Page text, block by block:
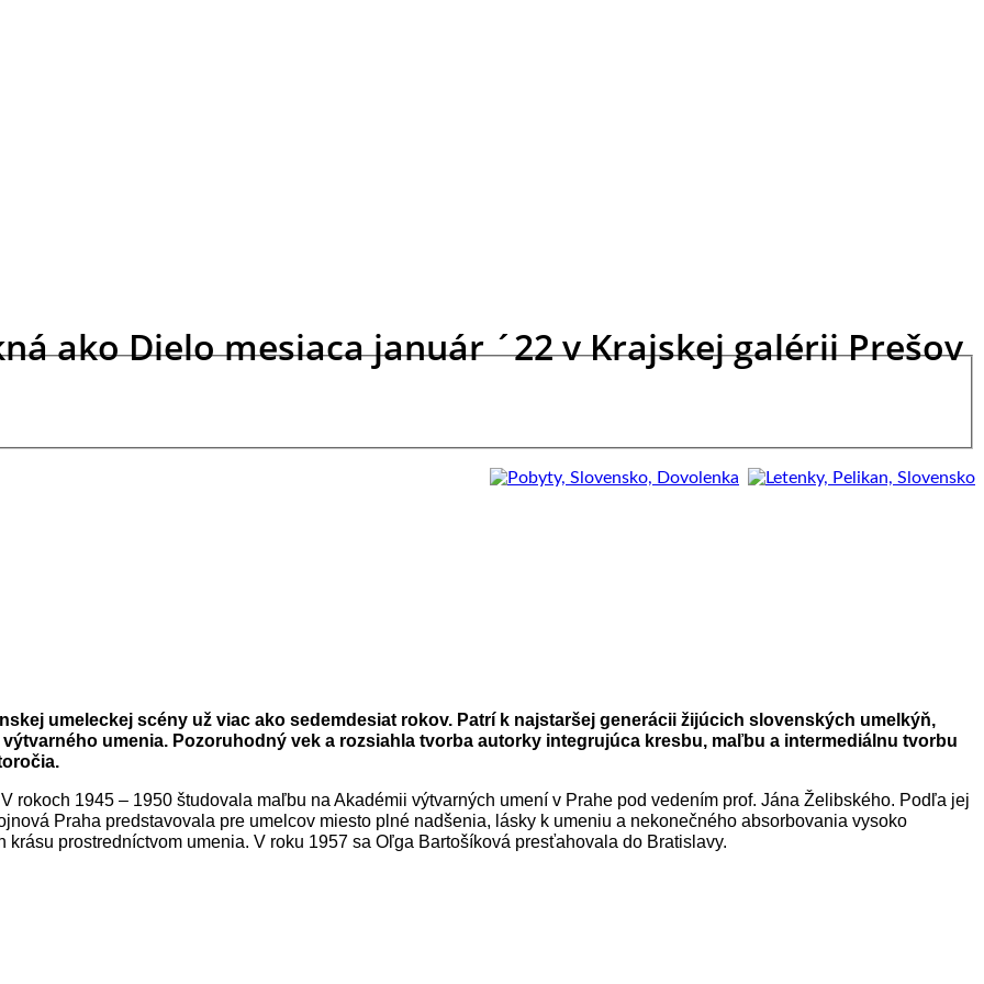
ako Dielo mesiaca január ´22 v Krajskej galérii Prešov
umeleckej scény už viac ako sedemdesiat rokov. Patrí k najstaršej generácii žijúcich slovenských umelkýň,
umenia. Pozoruhodný vek a rozsiahla tvorba autorky integrujúca kresbu, maľbu a intermediálnu tvorbu
rokoch 1945 – 1950 študovala maľbu na Akadémii výtvarných umení v Prahe pod vedením prof. Jána Želibského. Podľa jej
Praha predstavovala pre umelcov miesto plné nadšenia, lásky k umeniu a nekonečného absorbovania vysoko
prostredníctvom umenia. V roku 1957 sa Oľga Bartošíková presťahovala do Bratislavy.